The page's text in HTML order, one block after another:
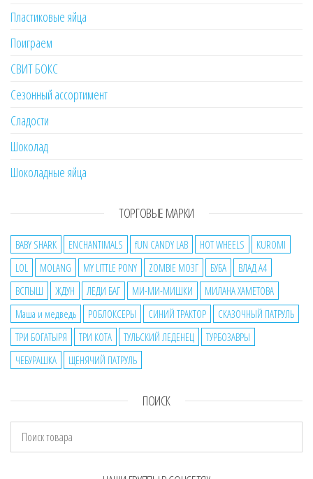
Пластиковые яйца
Поиграем
СВИТ БОКС
Сезонный ассортимент
Сладости
Шоколад
Шоколадные яйца
ТОРГОВЫЕ МАРКИ
BABY SHARK ENCHANTIMALS fUN CANDY LAB HOT WHEELS
KUROMI
LOL
MOLANG MY LITTLE PONY ZOMBIE МОЗГ БУБА
ВЛАД А4
ВСПЫШ
ЖДУН ЛЕДИ БАГ МИ-МИ-МИШКИ
МИЛАНА ХАМЕТОВА
Маша и медведь
РОБЛОКСЕРЫ СИНИЙ ТРАКТОР
СКАЗОЧНЫЙ ПАТРУЛЬ
ТРИ БОГАТЫРЯ
ТРИ КОТА ТУЛЬСКИЙ ЛЕДЕНЕЦ
ТУРБОЗАВРЫ
ЧЕБУРАШКА
ЩЕНЯЧИЙ ПАТРУЛЬ
ПОИСК